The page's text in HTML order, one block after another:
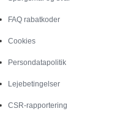
FAQ rabatkoder
Cookies
Persondatapolitik
Lejebetingelser
CSR-rapportering